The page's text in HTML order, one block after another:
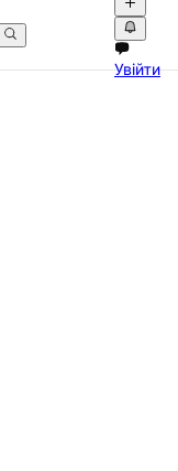
та продавайте
Увійти